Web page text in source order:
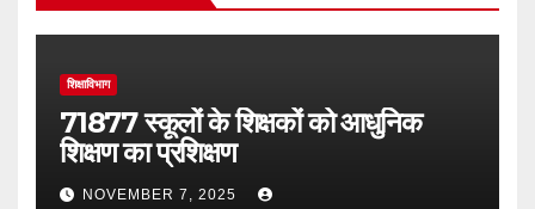
शिक्षाविभाग
71877 स्कूलों के शिक्षकों को आधुनिक
शिक्षण का प्रशिक्षण
NOVEMBER 7, 2025